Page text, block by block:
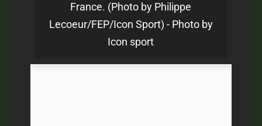
France. (Photo by Philippe
Lecoeur/FEP/Icon Sport) - Photo by
Icon sport